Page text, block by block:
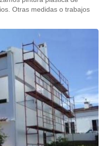
Otras medidas o trabajos